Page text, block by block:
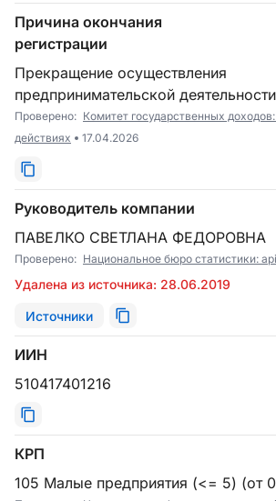
Причина окончания
регистрации
Прекращение осуществления
предпринимательской деятельности
Проверено: Комитет государственных
действиях
17.04.2026
Руководитель компании
ПАВЕЛКО СВЕТЛАНА ФЕДОРОВНА
Проверено: Национальное бюро статистики:
Удалена из источника: 28.06.2019
Источники
ИИН
510417401216
КРП
105 Малые предприятия (<= 5) (от